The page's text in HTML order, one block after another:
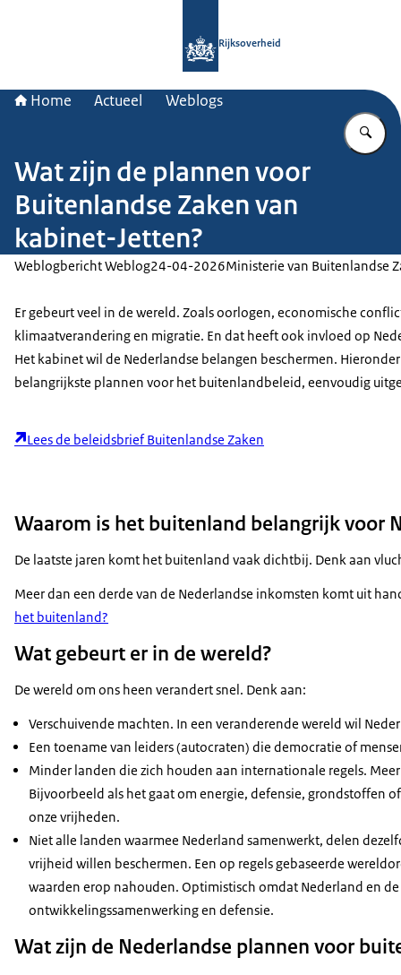
Rijksoverheid
Home Actueel Weblogs
Wat zijn de plannen voor
Buitenlandse Zaken van
kabinet-Jetten?
Weblogbericht Weblog24-04-2026Ministerie van Buitenlandse
Er gebeurt veel in de wereld. Zoals oorlogen, economische
klimaatverandering en migratie. En dat heeft ook invloed op
Het kabinet wil de Nederlandse belangen beschermen.
belangrijkste plannen voor het buitenlandbeleid, eenvoudig
Lees de beleidsbrief Buitenlandse Zaken
Waarom is het buitenland belangrijk voor
De laatste jaren komt het buitenland vaak dichtbij. Denk aan
Meer dan een derde van de Nederlandse inkomsten komt uit
het buitenland?
Wat gebeurt er in de wereld?
De wereld om ons heen verandert snel. Denk aan:
Verschuivende machten. In een veranderende wereld wil
Een toename van leiders (autocraten) die democratie of
Minder landen die zich houden aan internationale regels.
Bijvoorbeeld als het gaat om energie, defensie, grondstoffen
onze vrijheden.
Niet alle landen waarmee Nederland samenwerkt, delen
vrijheid willen beschermen. Een op regels gebaseerde
waarden erop nahouden. Optimistisch omdat Nederland en
ontwikkelingssamenwerking en defensie.
Wat zijn de Nederlandse plannen voor